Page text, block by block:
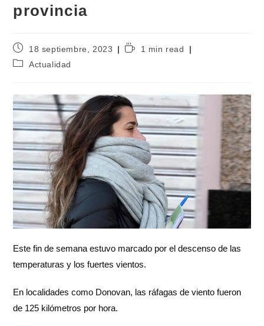
provincia
18 septiembre, 2023
1 min read
Actualidad
Este fin de semana estuvo marcado por el descenso de las
temperaturas y los fuertes vientos.
En localidades como Donovan, las ráfagas de viento fueron
de 125 kilómetros por hora.